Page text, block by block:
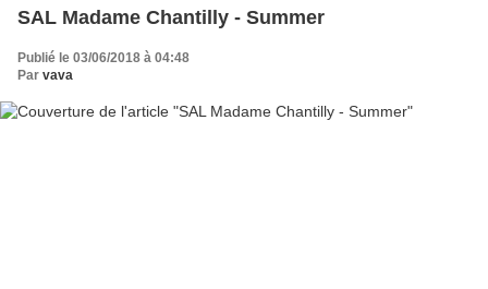
SAL Madame Chantilly - Summer
Publié le 03/06/2018 à 04:48
Par vava